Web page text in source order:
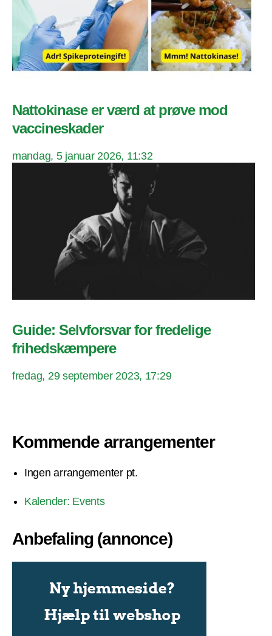
Nattokinase er værd at prøve mod
vaccineskader
mandag, 5 januar 2026, 11:32
Guide: Selvforsvar for fredelige
frihedskæmpere
fredag, 29 september 2023, 17:29
Kommende arrangementer
Ingen arrangementer pt.
Kalender: Events
Anbefaling (annonce)